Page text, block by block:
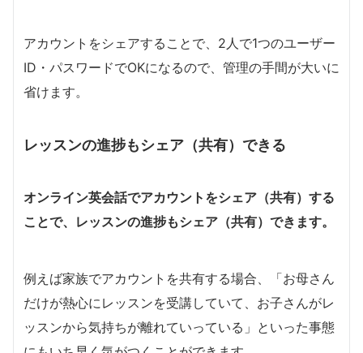
アカウントをシェアすることで、2人で1つのユーザー
ID・パスワードでOKになるので、管理の手間が大いに
省けます。
レッスンの進捗もシェア（共有）できる
オンライン英会話でアカウントをシェア（共有）する
ことで、レッスンの進捗もシェア（共有）できます。
例えば家族でアカウントを共有する場合、「お母さん
だけが熱心にレッスンを受講していて、お子さんがレ
ッスンから気持ちが離れていっている」といった事態